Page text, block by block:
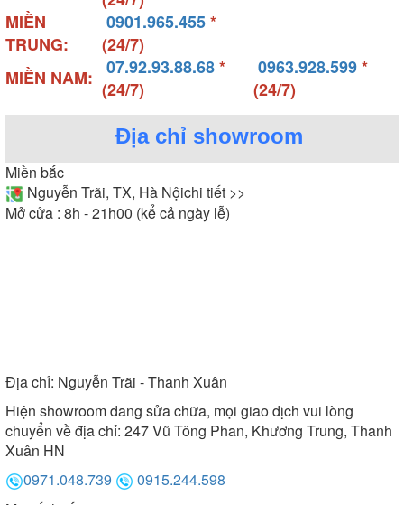
MIỀN
TRUNG:
0901.965.455*
(24/7)
MIỀN NAM:
07.92.93.88.68*
(24/7)
0963.928.599*
(24/7)
Địa chỉ showroom
Miền bắc
Nguyễn Trãi, TX, Hà Nộichi tiết >>
Mở cửa : 8h - 21h00 (kể cả ngày lễ)
Địa chỉ: Nguyễn Trãi - Thanh Xuân
Hiện showroom đang sửa chữa, mọi giao dịch vui lòng
chuyển về địa chỉ: 247 Vũ Tông Phan, Khương Trung, Thanh
Xuân HN
0971.048.739
0915.244.598